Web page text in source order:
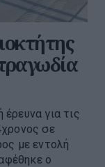
για τις
σε
με εντολή
ο